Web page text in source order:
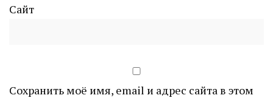
Сайт
Сохранить моё имя, email и адрес сайта в этом